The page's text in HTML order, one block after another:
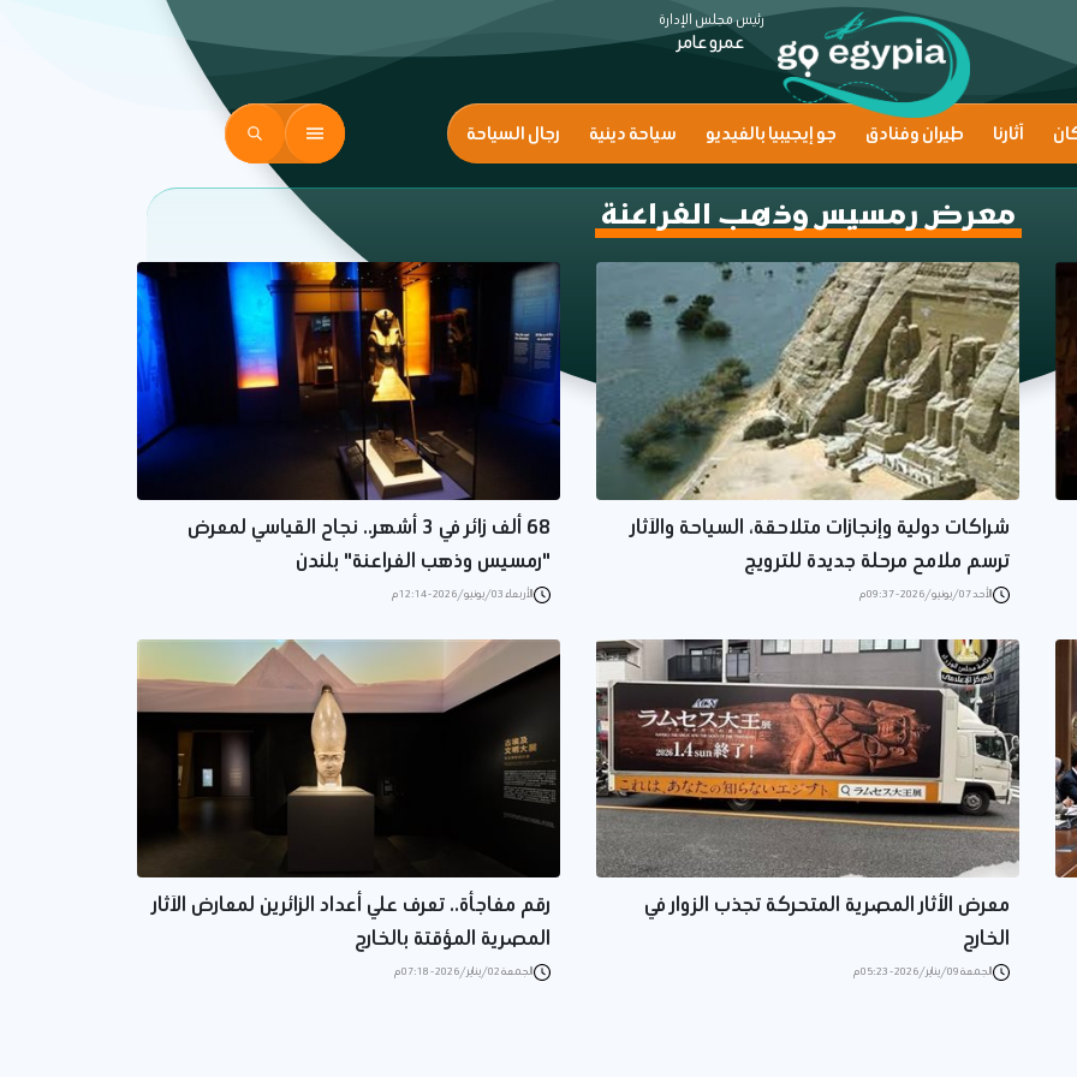
رئيس مجلس الإدارة
عمرو عامر
آثارنا طيران وفنادق جو إيجيبيا بالفيديو سياحة دينية رجال السياحة
معرض رمسيس وذهب الفراعنة
شراكات دولية وإنجازات متلاحقة، السياحة والآثار
ترسم ملامح مرحلة جديدة للترويج
الأحد 07/يونيو/2026 - 09:37 م
68 ألف زائر في 3 أشهر.. نجاح القياسي لمعرض
"رمسيس وذهب الفراعنة" بلندن
الأربعاء 03/يونيو/2026 - 12:14 م
معرض الأثار المصرية المتحركة تجذب الزوار في
الخارج
الجمعة 09/يناير/2026 - 05:23 م
رقم مفاجأة.. تعرف علي أعداد الزائرين لمعارض الآثار
المصرية المؤقتة بالخارج
الجمعة 02/يناير/2026 - 07:18 م